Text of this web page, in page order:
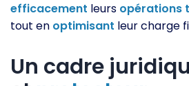
efficacement leurs opérations
tout en optimisant leur charge
Un cadre